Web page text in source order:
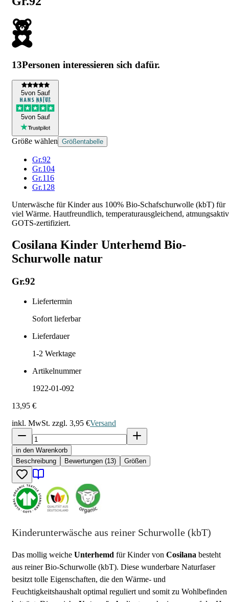
13Personen interessieren sich dafür.
5von 5auf
5von 5auf
Größe wählen Größentabelle
Gr.92
Gr.104
Gr.116
Gr.128
Unterwäsche für Kinder aus 100% Bio-Schafschurwolle (kbT) für
viel Wärme. Hautfreundlich, temperaturausgleichend,
GOTS-zertifiziert.
Cosilana Kinder Unterhemd Bio-
Schurwolle natur
Gr.92
Liefertermin
Sofort lieferbar
Lieferdauer
1-2 Werktage
Artikelnummer
1922-01-092
13,95 €
inkl. MwSt. zzgl. 3,95 €Versand
in den Warenkorb
Beschreibung
Bewertungen (13) Größen
Kinderunterwäsche aus reiner Schurwolle (kbT)
Das mollig weiche Unterhemd für Kinder von Cosilana besteht
aus reiner Bio-Schurwolle (kbT). Diese wunderbare Naturfaser
besitzt tolle Eigenschaften, die den Wärme- und
Feuchtigkeitshaushalt optimal reguliert und somit zu Wohlbefinden